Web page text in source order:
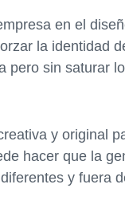
en el
la identidad
pero sin saturar
y original
hacer que la
y fuera